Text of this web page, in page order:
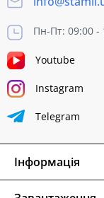
Пн-Пт: 09:00 -
Youtube
Instagram
Telegram
Інформація